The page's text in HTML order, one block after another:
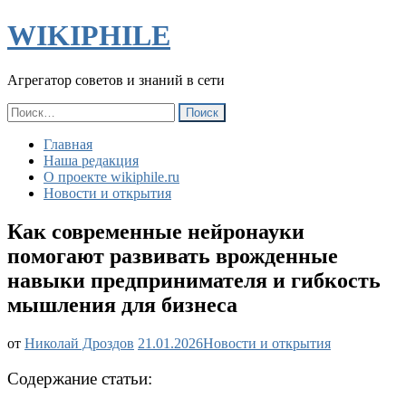
WIKIPHILE
Агрегатор советов и знаний в сети
Найти:
Главная
Наша редакция
О проекте wikiphile.ru
Новости и открытия
Как современные нейронауки
помогают развивать врожденные
навыки предпринимателя и гибкость
мышления для бизнеса
от Николай Дроздов 21.01.2026Как
Новости и открытия
Содержание статьи: